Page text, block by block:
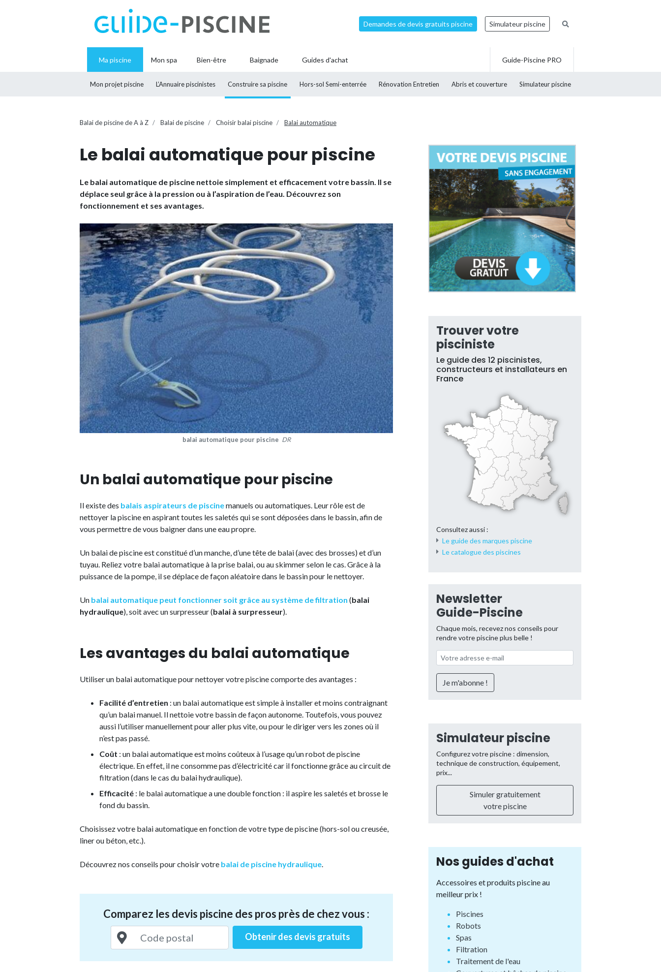
Demandes de devis gratuits piscine Simulateur piscine
Ma piscine
Mon projet piscine L’Annuaire piscinistes Construire sa piscine Hors-sol Semi-enterrée Rénovation Entretien Abris et couverture Simulateur piscine
Mon spa Bien-être Baignade Guides d'achat Guide-Piscine PRO
Balai de piscine de A à Z Balai de piscine Choisir balai piscine Balai automatique
Le balai automatique pour piscine
Le balai automatique de piscine nettoie simplement et efficacement votre bassin. Il se
déplace seul grâce à la pression ou à l’aspiration de l’eau. Découvrez son
fonctionnement et ses avantages.
balai automatique pour piscine DR
Un balai automatique pour piscine
Il existe des balais aspirateurs de piscinemanuels ou automatiques. Leur rôle est de
nettoyer la piscine en aspirant toutes les saletés qui se sont déposées dans le bassin, afin de
vous permettre de vous baigner dans une eau propre.
Un balai de piscine est constitué d’un manche, d’une tête de balai (avec des brosses) et d’un
tuyau. Reliez votre balai automatique à la prise balai, ou au skimmer selon le cas. Grâce à la
puissance de la pompe, il se déplace de façon aléatoire dans le bassin pour le nettoyer.
Un balai automatique peut fonctionner soit grâce au système de filtration (balai
hydraulique), soit avec un surpresseur (balai à surpresseur).
Les avantages du balai automatique
Utiliser un balai automatique pour nettoyer votre piscine comporte des avantages :
Facilité d’entretien : un balai automatique est simple à installer et moins contraignant
qu’un balai manuel. Il nettoie votre bassin de façon autonome. Toutefois, vous pouvez
aussi l’utiliser manuellement pour aller plus vite, ou pour le diriger vers les zones où il
n’est pas passé.
Coût : un balai automatique est moins coûteux à l’usage qu’un robot de piscine
électrique. En effet, il ne consomme pas d’électricité car il fonctionne grâce au circuit de
filtration (dans le cas du balai hydraulique).
Efficacité : le balai automatique a une double fonction : il aspire les saletés et brosse le
fond du bassin.
Choisissez votre balai automatique en fonction de votre type de piscine (hors-sol ou creusée,
liner ou béton, etc.).
Découvrez nos conseils pour choisir votre balai de piscine hydraulique.
Comparez les devis piscine des pros près de chez vous :
Obtenir des devis gratuits
Trouver votre
pisciniste
Le guide des 12 piscinistes,
constructeurs et installateurs en
France
Consultez aussi :
Le guide des marques piscine
Le catalogue des piscines
Newsletter
Guide-Piscine
Chaque mois, recevez nos conseils pour
rendre votre piscine plus belle !
Simulateur piscine
Configurez votre piscine : dimension,
technique de construction, équipement,
prix...
Simuler gratuitement
votre piscine
Nos guides d'achat
Accessoires et produits piscine au
meilleur prix !
Piscines
Robots
Spas
Filtration
Traitement de l'eau